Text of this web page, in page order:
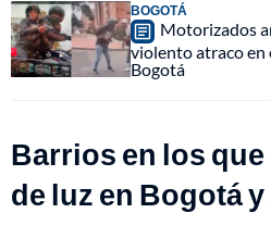
BOGOTÁ
Motorizados
violento atraco en
Bogotá
Barrios en los
de luz en Bogotá